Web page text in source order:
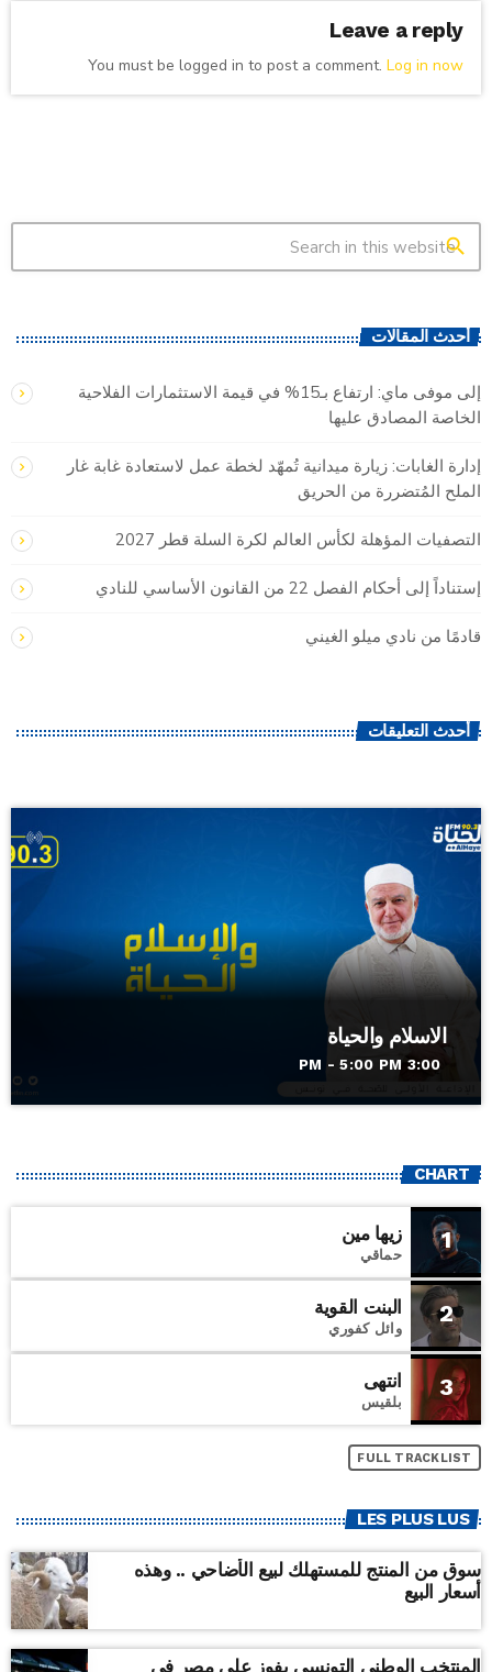
Leave a reply
You must be logged in to post a comment. Log in now
search
أحدث المقالات
إلى موفى ماي: ارتفاع بـ15% في قيمة الاستثمارات الفلاحية
الخاصة المصادق عليها
إدارة الغابات: زيارة ميدانية تُمهّد لخطة عمل لاستعادة غابة غار
الملح المُتضررة من الحريق
التصفيات المؤهلة لكأس العالم لكرة السلة قطر 2027
إستناداً إلى أحكام الفصل 22 من القانون الأساسي للنادي
قادمًا من نادي ميلو الغيني
أحدث التعليقات
الاسلام والحياة
3:00 PM - 5:00 PM
CHART
1 زيها مين
حماقي
2 البنت القوية
وائل كفوري
3 انتهى
بلقيس
FULL TRACKLIST
LES PLUS LUS
سوق من المنتج للمستهلك لبيع الأضاحي .. وهذه
أسعار البيع
المنتخب الوطني التونسي يفوز على مصر في